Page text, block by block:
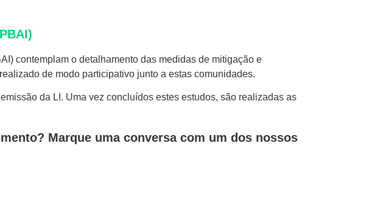
contemplam o detalhamento das medidas de mitigação e
de modo participativo junto a estas comunidades.
da LI. Uma vez concluídos estes estudos, são realizadas as
Marque uma conversa com um dos nossos